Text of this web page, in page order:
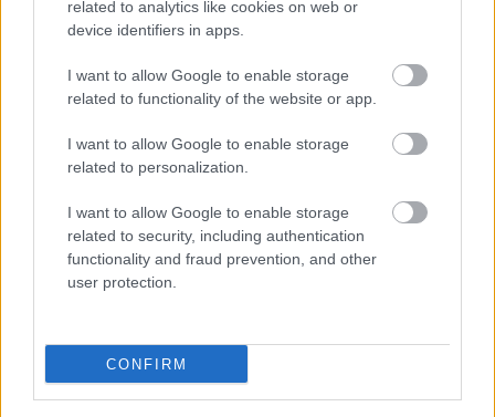
related to analytics like cookies on web or
device identifiers in apps.
I want to allow Google to enable storage
related to functionality of the website or app.
I want to allow Google to enable storage
related to personalization.
I want to allow Google to enable storage
related to security, including authentication
functionality and fraud prevention, and other
user protection.
CONFIRM
BEST OFINTERNET